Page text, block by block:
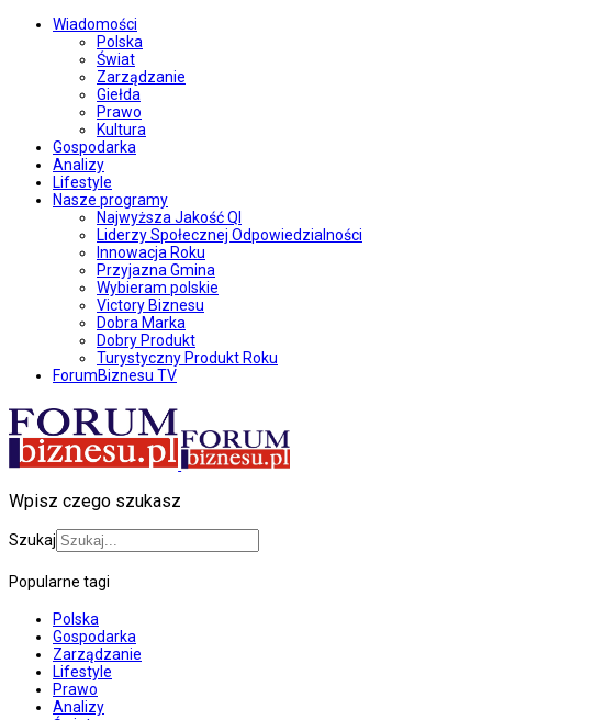
Wiadomości
Polska
Świat
Zarządzanie
Giełda
Prawo
Kultura
Gospodarka
Analizy
Lifestyle
Nasze programy
Najwyższa Jakość QI
Liderzy Społecznej Odpowiedzialności
Innowacja Roku
Przyjazna Gmina
Wybieram polskie
Victory Biznesu
Dobra Marka
Dobry Produkt
Turystyczny Produkt Roku
ForumBiznesu TV
Wpisz czego szukasz
Szukaj
Popularne tagi
Polska
Gospodarka
Zarządzanie
Lifestyle
Prawo
Analizy